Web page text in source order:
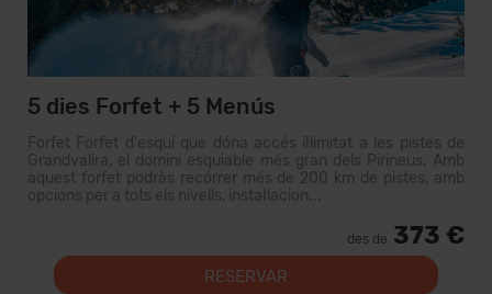
5 dies Forfet + 5 Menús
Forfet Forfet d'esquí que dóna accés il·limitat a les pistes de
Grandvalira, el domini esquiable més gran dels Pirineus. Amb
aquest forfet podràs recórrer més de 200 km de pistes, amb
opcions per a tots els nivells, instal·lacion...
des de 373 €
RESERVAR